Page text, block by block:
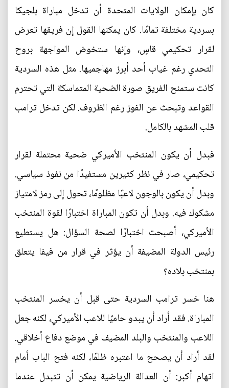
كان بإمكان الولايات المتحدة أن تدخل مباراة بلجيكا
بسردية مختلفة تمامًا. كان يمكنها القول إن فريقها تعرض
لقرار تحكيمي قاسٍ، وإنها ستخوض المواجهة بروح
التحدي رغم غياب أحد أبرز مهاجميها. مثل هذه السردية
كانت ستمنح الفريق صورة الضحية المتماسكة التي تحترم
القواعد وتبحث عن الفوز رغم الظروف. لكن تدخل ترامب
قلب المشهد بالكامل.
فبدل أن يكون المنتخب الأميركي ضحية محتملة لقرار
تحكيمي، صار في نظر كثيرين مستفيدًا من نفوذ سياسي.
وبدل أن يكون بالوجون لاعبًا مظلومًا، تحول إلى رمز لامتياز
مشكوك فيه. وبدل أن تكون المباراة اختبارًا لقوة المنتخب
الأميركي، أصبحت اختبارًا لصحة السؤال: هل يستطيع
رئيس الدولة المضيفة أن يؤثر في قرار من فيفا يتعلق
بمنتخب بلاده؟
هنا خسر ترامب السردية حتى قبل أن يخسر المنتخب
المباراة. فقد أراد أن يبدو حاميًا للاعب الأميركي، لكنه جعل
اللاعب والمنتخب والبلد المضيف في موضع دفاع أخلاقي.
لقد أراد أن يصحح ما اعتبره ظلمًا، لكنه فتح الباب أمام
اتهام أكبر: أن العدالة الرياضية يمكن أن تتبدل عندما